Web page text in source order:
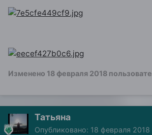
Изменено 18 февраля 2018
Татьяна
Опубликовано: 18 февраля 2018